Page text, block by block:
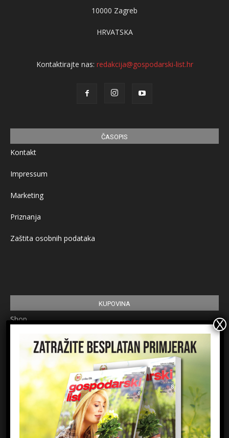
10000 Zagreb
HRVATSKA
Kontaktirajte nas: redakcija@gospodarski-list.hr
ČASOPIS
Kontakt
Impressum
Marketing
Priznanja
Zaštita osobnih podataka
KUPOVINA
Shop
Pretplata
Uvjeti korištenja
Prijavite se na newsletter